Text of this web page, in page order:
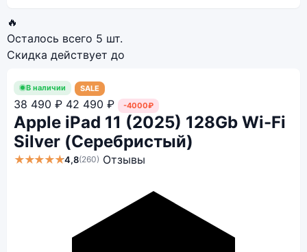
🔥
Осталось всего 5 шт.
Скидка действует до
В наличии SALE
38 490 ₽ 42 490 ₽ -4000₽
Apple iPad 11 (2025) 128Gb Wi-Fi
Silver (Серебристый)
★★★★★4,8(260) Отзывы